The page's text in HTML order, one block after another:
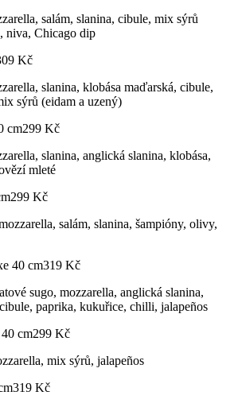
salám, slanina, cibule, mix sýrů
niva, Chicago dip
Kč
slanina, klobása maďarská, cibule,
sýrů (eidam a uzený)
cm299 Kč
slanina, anglická slanina, klobása,
mleté
299 Kč
salám, slanina, šampióny, olivy,
40 cm319 Kč
sugo, mozzarella, anglická slanina,
paprika, kukuřice, chilli, jalapeños
cm299 Kč
mix sýrů, jalapeños
319 Kč